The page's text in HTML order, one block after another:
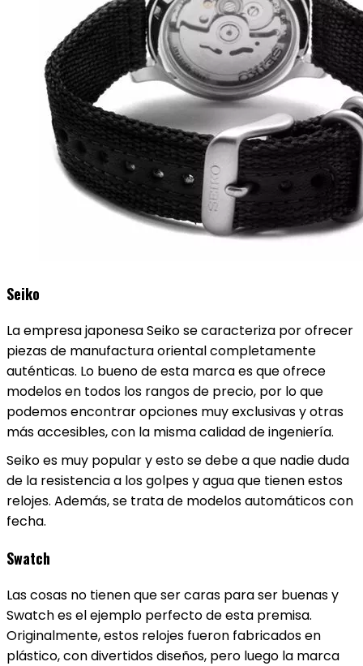
Seiko
La empresa japonesa Seiko se caracteriza por ofrecer
piezas de manufactura oriental completamente
auténticas. Lo bueno de esta marca es que ofrece
modelos en todos los rangos de precio, por lo que
podemos encontrar opciones muy exclusivas y otras
más accesibles, con la misma calidad de ingeniería.
Seiko es muy popular y esto se debe a que nadie duda
de la resistencia a los golpes y agua que tienen estos
relojes. Además, se trata de modelos automáticos con
fecha.
Swatch
Las cosas no tienen que ser caras para ser buenas y
Swatch es el ejemplo perfecto de esta premisa.
Originalmente, estos relojes fueron fabricados en
plástico, con divertidos diseños, pero luego la marca